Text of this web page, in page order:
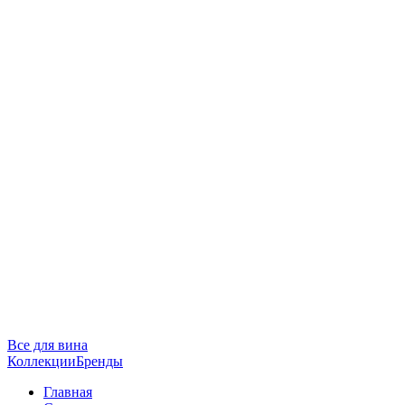
Все для вина
КоллекцииБренды
Главная